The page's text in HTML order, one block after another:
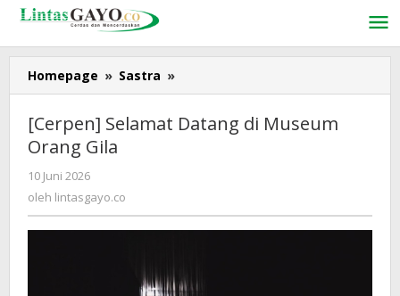
Lewati
konten
Homepage » Sastra »
Selamat
di
[Cerpen] Selamat Datang di Museum
Orang Gila
10 Juni 2026
lintasgayo.co
oleh lintasgayo.co